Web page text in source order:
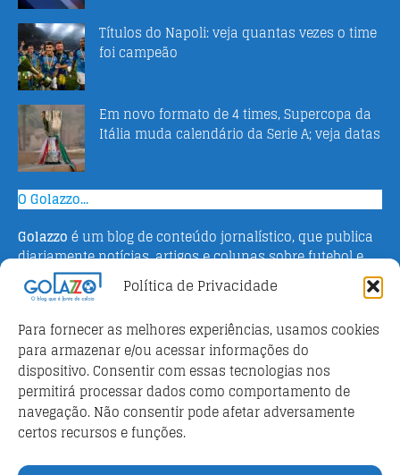
Política de Privacidade
Para fornecer as melhores experiências, usamos cookies
para armazenar e/ou acessar informações do
dispositivo. Consentir com essas tecnologias nos
permitirá processar dados como comportamento de
navegação. Não consentir pode afetar adversamente
certos recursos e funções.
Títulos do Napoli: veja quantas vezes o time
foi campeão
Em novo formato de 4 times, Supercopa da
Itália muda calendário da Serie A; veja datas
O Golazzo...
Golazzo é um blog de conteúdo jornalístico, que publica
diariamente notícias, artigos e colunas sobre futebol e
campeonato italiano. Fundado em 2016 pelo jornalista
Adriano Bertin, o site tem como objetivo informar o
o esporte na Itália.
Parceiros
Futebol ao vivo
Análises e prognósticos dos jogos